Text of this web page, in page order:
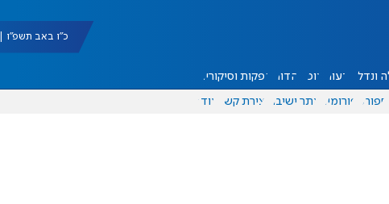
כ"ו באב תשפ"ו | 09/08/2026
ונדל"ן דעות אוכל יהדות הפקות וסיקורים
ספורט פורומים אתר ישיבה יצירת קשר עוד